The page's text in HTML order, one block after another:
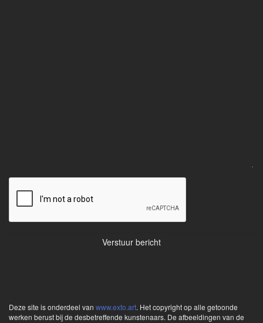
Deze site is onderdeel van www.exto.art. Het copyright op alle getoonde
werken berust bij de desbetreffende kunstenaars. De afbeeldingen van de